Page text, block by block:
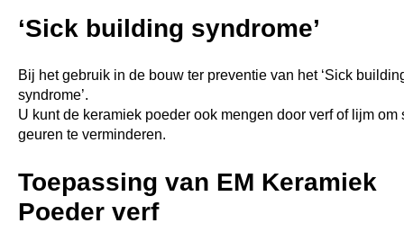
‘Sick building syndrome’
Bij het gebruik in de bouw ter preventie van het ‘Sick
syndrome’.
U kunt de keramiek poeder ook mengen door verf of lijm om
geuren te verminderen.
Toepassing van EM Keramiek
Poeder verf